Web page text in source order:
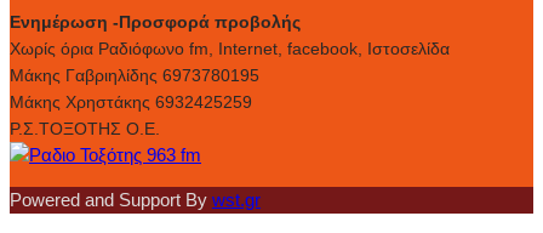
Ενημέρωση -Προσφορά προβολής
Xωρίς όρια Ραδιόφωνο fm, Internet, facebook, Ιστοσελίδα
Μάκης Γαβριηλίδης 6973780195
Μάκης Χρηστάκης 6932425259
Ρ.Σ.ΤΟΞΟΤΗΣ Ο.Ε.
Powered and Support By wst.gr